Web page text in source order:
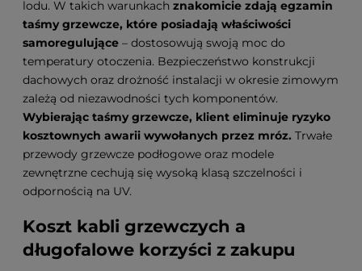
lodu. W takich warunkach znakomicie zdają egzamin
taśmy grzewcze, które posiadają właściwości
samoregulujące – dostosowują swoją moc do
temperatury otoczenia. Bezpieczeństwo konstrukcji
dachowych oraz drożność instalacji w okresie zimowym
zależą od niezawodności tych komponentów.
Wybierając taśmy grzewcze, klient eliminuje ryzyko
kosztownych awarii wywołanych przez mróz. Trwałe
przewody grzewcze podłogowe oraz modele
zewnętrzne cechują się wysoką klasą szczelności i
odpornością na UV.
Koszt kabli grzewczych a
długofalowe korzyści z zakupu